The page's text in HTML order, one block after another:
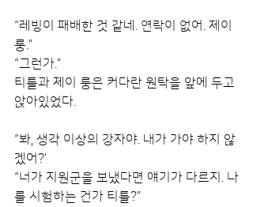
“레빙이 패배한 것 같네. 연락이 없어. 제이
룽.”
“그런가.”
티틀과 제이 룽은 커다란 원탁을 앞에 두고
앉아있었다.
“봐, 생각 이상의 강자야. 내가 가야 하지 않
겠어?’
“너가 지원군을 보냈다면 얘기가 다르지. 나
를 시험하는 건가 티틀?”